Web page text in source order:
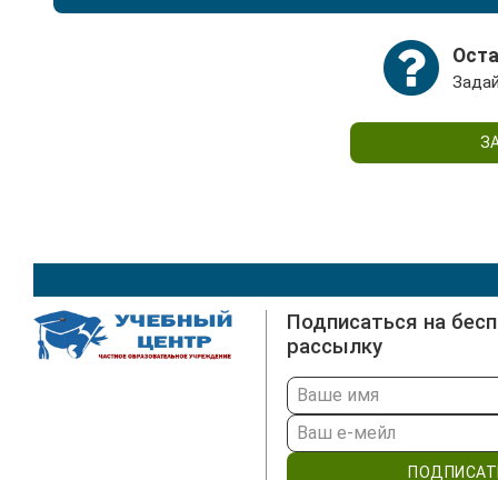
Все необходимые материалы и обучающие
Подписаться на
рассылку